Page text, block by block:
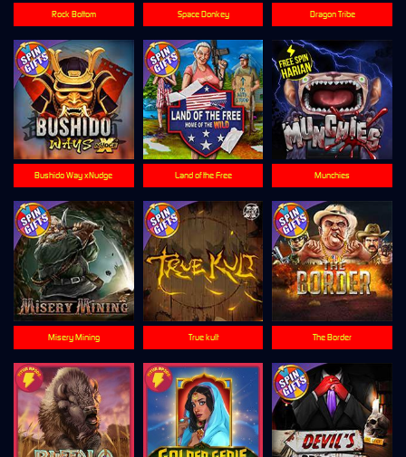
Munchies
Rock Bottom Space Donkey
Land of the Free
Dragon Tribe
Misery Mining True kult
Bushido Way xNudge
The Border